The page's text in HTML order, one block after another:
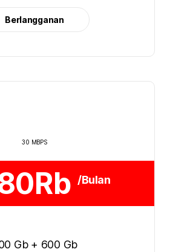
Berlangganan
30 MBPS
/Bulan
Gb + 600 Gb